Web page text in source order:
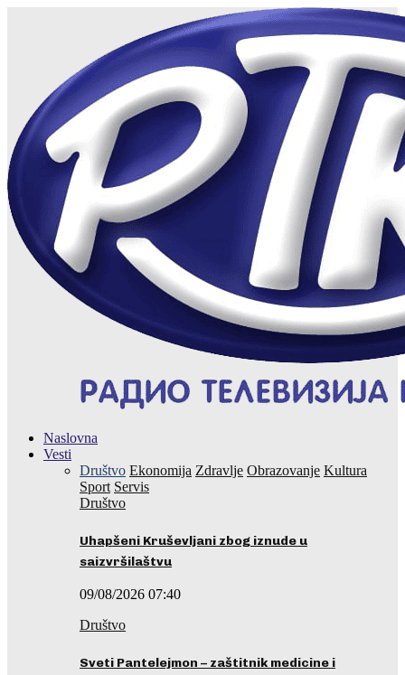
Naslovna
Vesti
Društvo Ekonomija Zdravlje Obrazovanje Kultura
Sport Servis
Društvo
Uhapšeni Kruševljani zbog iznude u
saizvršilaštvu
09/08/2026 07:40
Društvo
Sveti Pantelejmon – zaštitnik medicine i